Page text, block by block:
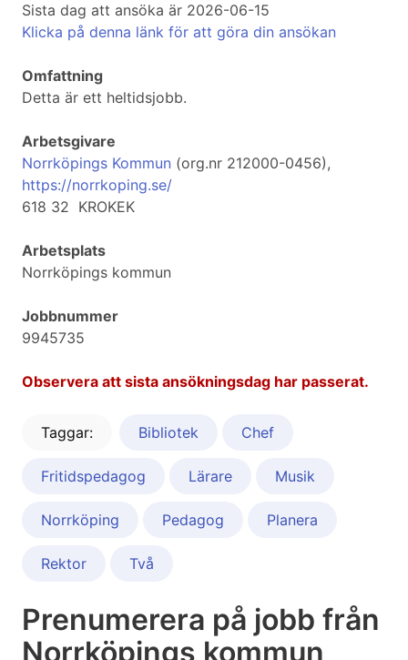
Sista dag att ansöka är 2026-06-15
Klicka på denna länk för att göra din ansökan
Omfattning
Detta är ett heltidsjobb.
Arbetsgivare
Norrköpings Kommun (org.nr 212000-0456),
https://norrkoping.se/
618 32 KROKEK
Arbetsplats
Norrköpings kommun
Jobbnummer
9945735
Observera att sista ansökningsdag har passerat.
Taggar: Bibliotek Chef
Fritidspedagog Lärare Musik
Norrköping Pedagog Planera
Rektor Två
Prenumerera på jobb från
Norrköpings kommun